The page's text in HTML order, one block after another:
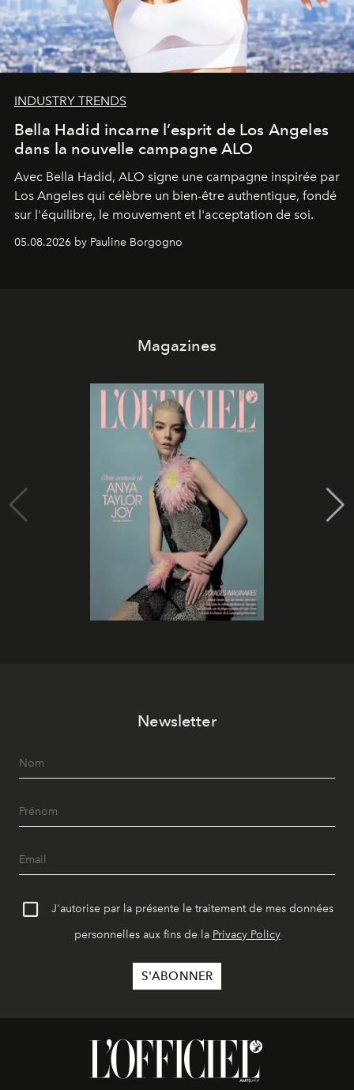
INDUSTRY TRENDS
Bella Hadid incarne l’esprit de Los Angeles
dans la nouvelle campagne ALO
Avec Bella Hadid, ALO signe une campagne inspirée par
Los Angeles qui célèbre un bien-être authentique, fondé
sur l'équilibre, le mouvement et l'acceptation de soi.
05.08.2026 by Pauline Borgogno
Magazines
Newsletter
J'autorise par la présente le traitement de mes données
personnelles aux fins de la Privacy Policy